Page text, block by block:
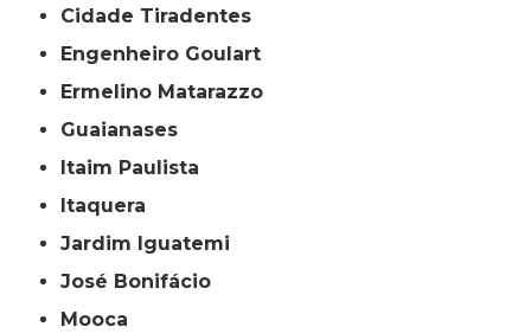
Cidade Tiradentes
Engenheiro Goulart
Ermelino Matarazzo
Guaianases
Itaim Paulista
Itaquera
Jardim Iguatemi
José Bonifácio
Mooca